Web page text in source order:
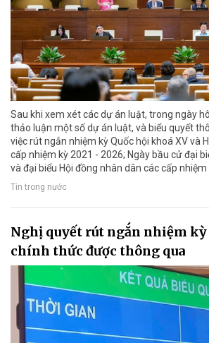
Sau khi xem xét các dự án luật, trong ngày
thảo luận một số dự án luật, và biểu quyết
việc rút ngắn nhiệm kỳ Quốc hội khoá XV và
cấp nhiệm kỳ 2021 - 2026; Ngày bầu cử đại
và đại biểu Hội đồng nhân dân các cấp nhiệm
Tin trong nước
Nghị quyết rút ngắn nhiệm
chính thức được thông qua